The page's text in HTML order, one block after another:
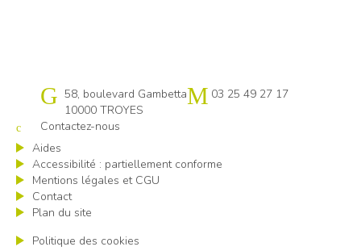
Cap emploi 10
58, boulevard Gambetta
10000 TROYES
03 25 49 27 17
Contactez-nous
Aides
Accessibilité : partiellement conforme
Mentions légales et CGU
Contact
Plan du site
Politique des cookies